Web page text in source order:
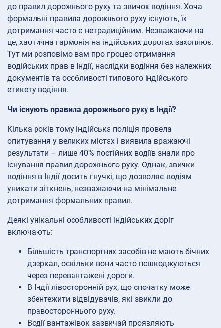
до правил дорожнього руху та звичок водіння. Хоча
формальні правила дорожнього руху існують, їх
дотримання часто є нетрадиційним. Незважаючи на
це, хаотична гармонія на індійських дорогах захоплює.
Тут ми розповімо вам про процес отримання
водійських прав в Індії, наслідки водіння без належних
документів та особливості типового індійського
етикету водіння.
Чи існують правила дорожнього руху в Індії?
Кілька років тому індійська поліція провела
опитування у великих містах і виявила вражаючі
результати – лише 40% постійних водіїв знали про
існування правил дорожнього руху. Однак, звички
водіння в Індії досить гнучкі, що дозволяє водіям
уникати зіткнень, незважаючи на мінімальне
дотримання формальних правил.
Деякі унікальні особливості індійських доріг
включають:
Більшість транспортних засобів не мають бічних
дзеркал, оскільки вони часто пошкоджуються
через перевантажені дороги.
В Індії лівосторонній рух, що спочатку може
збентежити відвідувачів, які звикли до
правостороннього руху.
Водії вантажівок зазвичай проявляють